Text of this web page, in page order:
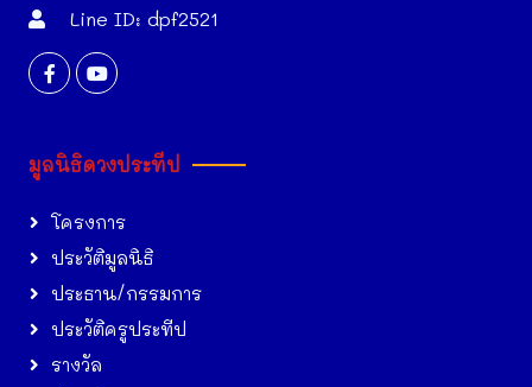
Line ID: dpf2521
มูลนิธิดวงประทีป
โครงการ
ประวัติมูลนิธิ
ประธาน/กรรมการ
ประวัติครูประทีป
รางวัล